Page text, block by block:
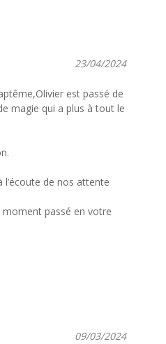
23/04/2024
est passé de
magie qui a plus à tout le
l’écoute de nos attente
passé en votre
09/03/2024